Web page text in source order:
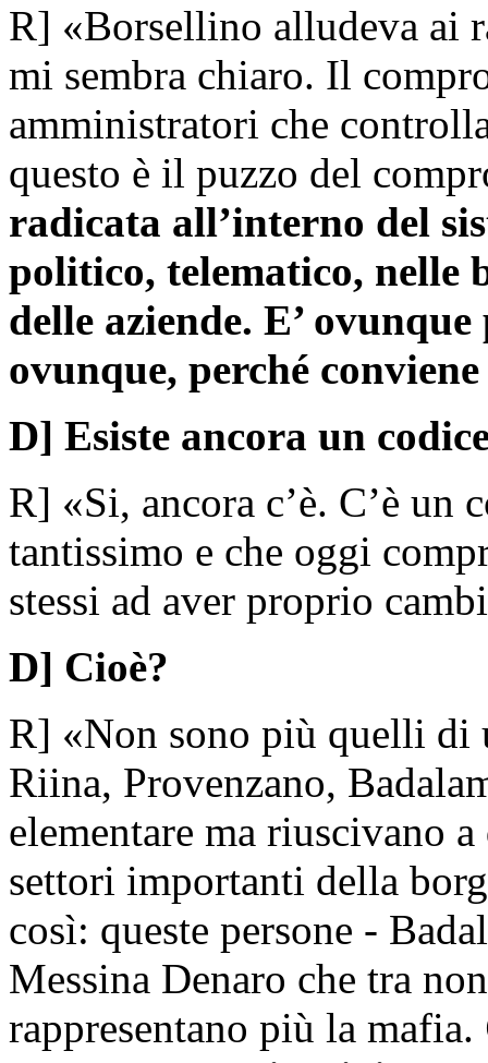
R] «Borsellino alludeva ai
mi sembra chiaro. Il
amministratori che
questo è il puzzo del
radicata all’interno del
politico, telematico, nelle
delle aziende. E’
ovunque, perché
D] Esiste ancora un
R] «Si, ancora c’è. C’è un
tantissimo e che oggi
stessi ad aver proprio
D] Cioè?
R] «Non sono più quelli di
Riina, Provenzano,
elementare ma riuscivano
settori importanti della
così: queste persone -
Messina Denaro che tra
rappresentano più la mafia.